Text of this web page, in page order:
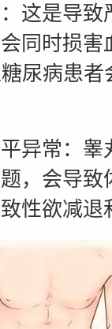
是导致
同时损
尿病患
常：睾
，会导
性欲减退